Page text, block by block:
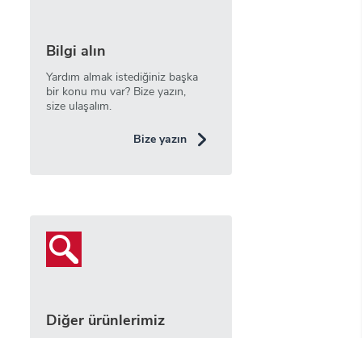
Bilgi alın
Yardım almak istediğiniz başka
bir konu mu var? Bize yazın,
size ulaşalım.
Bize yazın
Diğer ürünlerimiz